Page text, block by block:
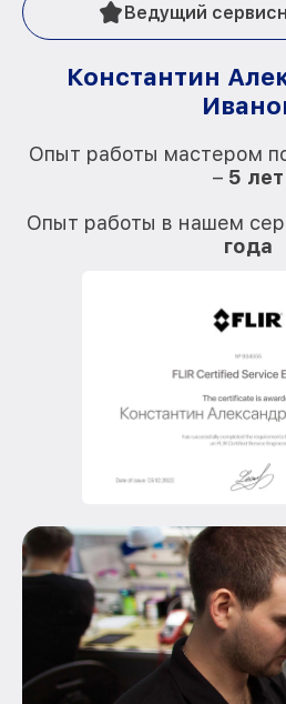
Ведущий
Константин
Опыт работы мастером
– 5 лет
Опыт работы в нашем
года